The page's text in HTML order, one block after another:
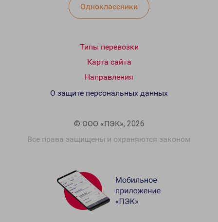
Одноклассники
Типы перевозки
Карта сайта
Направления
© ООО «ПЭК», 2026
Все права защищены и охраняются законом
О защите персональных данных